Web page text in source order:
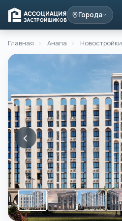
Города
Главная › Анапа › Новостройки
‹